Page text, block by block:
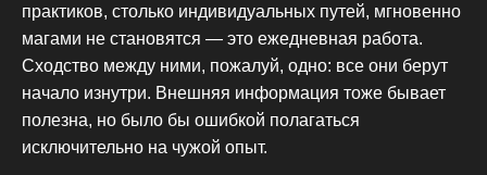
практиков, столько индивидуальных путей, мгновенно
магами не становятся — это ежедневная работа.
Сходство между ними, пожалуй, одно: все они берут
начало изнутри. Внешняя информация тоже бывает
полезна, но было бы ошибкой полагаться
исключительно на чужой опыт.